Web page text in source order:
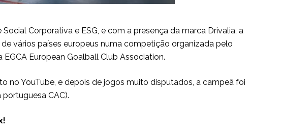
Corporativa e ESG, e com a presença da marca Drivalia, a
vários países europeus numa competição organizada pelo
European Goalball Club Association.
no YouTube, e depois de jogos muito disputados, a campeã foi
CAC).